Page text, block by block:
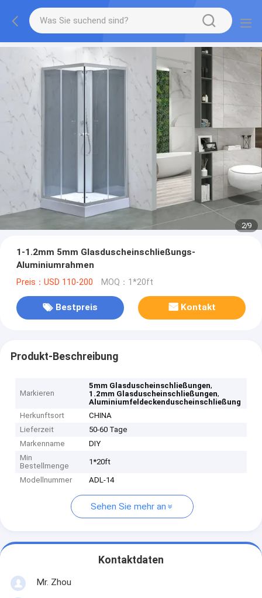
2/9
1-1.2mm 5mm Glasduscheinschließungs-
Aluminiumrahmen
Preis：USD 110-200 MOQ：1*20ft
Bestpreis Kontakt
Produkt-Beschreibung
Markieren
5mm Glasduscheinschließungen,
1.2mm Glasduscheinschließungen,
Aluminiumfeldeckenduscheinschließung
Herkunftsort
CHINA
Lieferzeit
50-60 Tage
Markenname
DIY
Min
Bestellmenge
1*20ft
Modellnummer ADL-14
Sehen Sie mehr an
Kontaktdaten
Mr. Zhou